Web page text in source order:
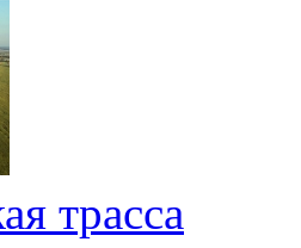
трасса